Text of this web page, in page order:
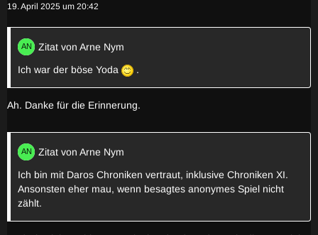
19. April 2025 um 20:42
Zitat von Arne Nym
Ich war der böse Yoda
.
Ah. Danke für die Erinnerung.
Zitat von Arne Nym
Ich bin mit Daros Chroniken vertraut, inklusive Chroniken XI.
Ansonsten eher mau, wenn besagtes anonymes Spiel nicht
zählt.